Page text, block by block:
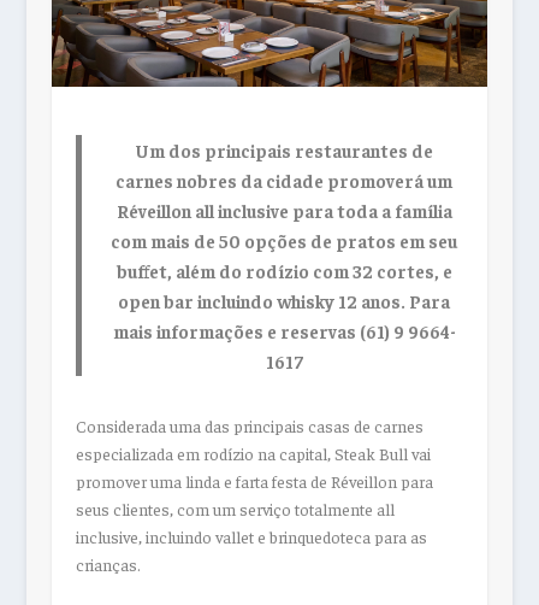
Um dos principais restaurantes de
carnes nobres da cidade promoverá um
Réveillon all inclusive para toda a família
com mais de 50 opções de pratos em seu
buffet, além do rodízio com 32 cortes, e
open bar incluindo whisky 12 anos. Para
mais informações e reservas (61) 9 9664-
1617
Considerada uma das principais casas de carnes
especializada em rodízio na capital, Steak Bull vai
promover uma linda e farta festa de Réveillon para
seus clientes, com um serviço totalmente all
inclusive, incluindo vallet e brinquedoteca para as
crianças.